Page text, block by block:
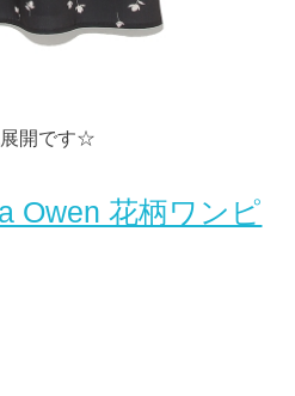
展開です☆
Owen 花柄ワンピ